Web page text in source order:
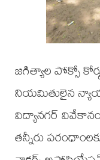
జగిత్యాల పోక్సో
నియమితులైన
విద్యానగర్
తన్నీరు